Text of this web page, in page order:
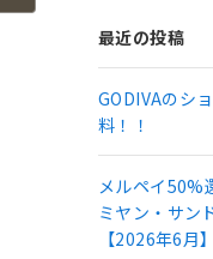
最近の投稿
GODIVAのシ
料！！
メルペイ50%
ミヤン・サン
【2026年6月】